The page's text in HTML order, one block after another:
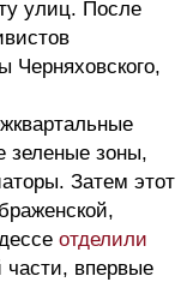
улиц. После
Черняховского,
зеленые зоны,
Затем этот
отделили
части, впервые